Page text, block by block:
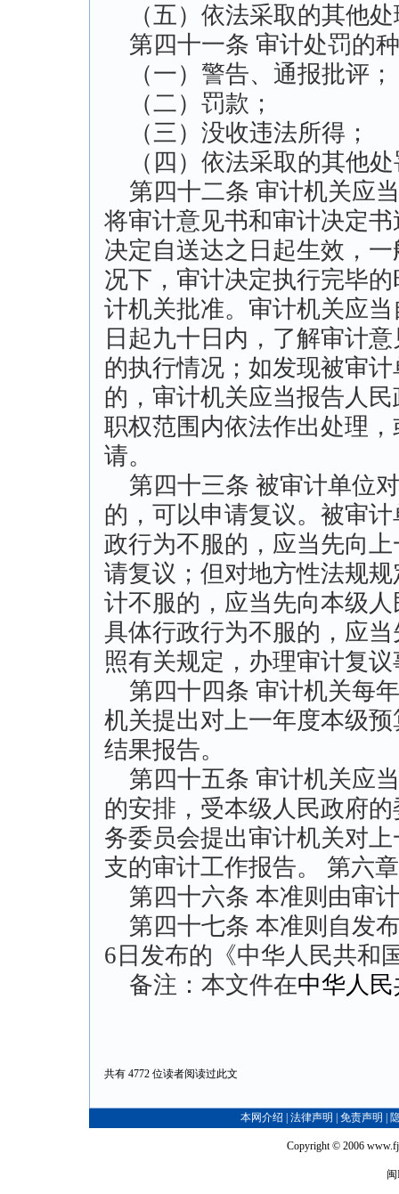
（五）依法采取的其他处
第四十一条 审计处罚的
（一）警告、通报批评；
（二）罚款；
（三）没收违法所得；
（四）依法采取的其他处
第四十二条 审计机关应
将审计意见书和审计决定
决定自送达之日起生效，
况下，审计决定执行完毕
计机关批准。审计机关应
日起九十日内，了解审计
的执行情况；如发现被审
的，审计机关应当报告人
职权范围内依法作出处理
请。
第四十三条 被审计单位
的，可以申请复议。被审
政行为不服的，应当先向
请复议；但对地方性法规
计不服的，应当先向本级
具体行政行为不服的，应
照有关规定，办理审计复
第四十四条 审计机关每
机关提出对上一年度本级
结果报告。
第四十五条 审计机关应
的安排，受本级人民政府
务委员会提出审计机关对
支的审计工作报告。 第六
第四十六条 本准则由审
第四十七条 本准则自发
6日发布的《中华人民共和
备注：本文件在中华人
共有 4772 位读者阅读过此文
本网介绍 法律声明 免责声明
Copyright © 2006
闽